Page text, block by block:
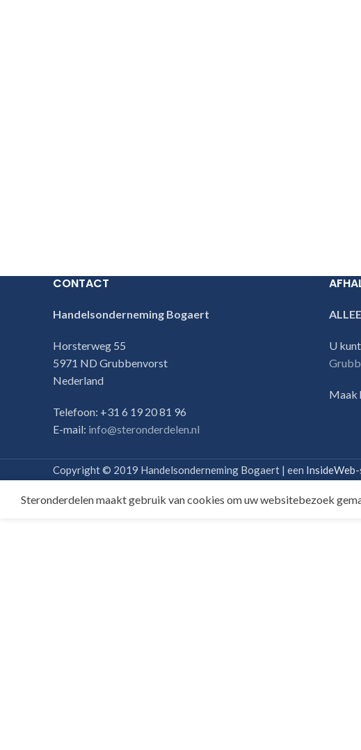
CONTACT
Handelsonderneming Bogaert
Horsterweg 55
5971 ND Grubbenvorst
Nederland
Telefoon: +31 6 19 20 81 96
E-mail: info@steronderdelen.nl
U
Maak
Copyright © 2019 Handelsonderneming Bogaert | een InsideWeb
Steronderdelen maakt gebruik van cookies om uw websitebezoek